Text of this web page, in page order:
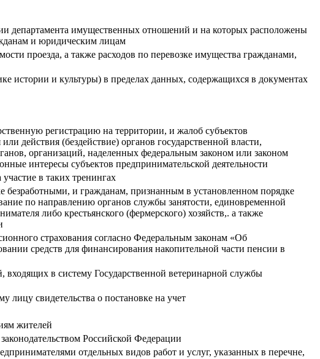
департамента имущественных отношений и на которых расположены
и юридическим лицам
проезда, а также расходов по перевозке имущества гражданами,
истории и культуры) в пределах данных, содержащихся в документах
регистрацию на территории, и жалоб субъектов
действия (бездействие) органов государственной власти,
организаций, наделенных федеральным законом или законом
интересы субъектов предпринимательской деятельности
в таких тренингах
безработными, и гражданам, признанным в установленном порядке
по направлению органов службы занятости, единовременной
либо крестьянского (фермерского) хозяйств,. а также
страхования согласно Федеральным законам «Об
средств для финансирования накопительной части пенсии в
в систему Государственной ветеринарной службы
лицу свидетельства о постановке на учет
жителей
Российской Федерации
отдельных видов работ и услуг, указанных в перечне,